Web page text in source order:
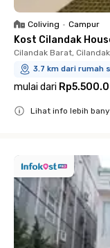
Coliving • Campur
Kost Cilandak
Cilandak Barat, Cilandak
3.7 km dari rumah
mulai dari
Lihat info lebih